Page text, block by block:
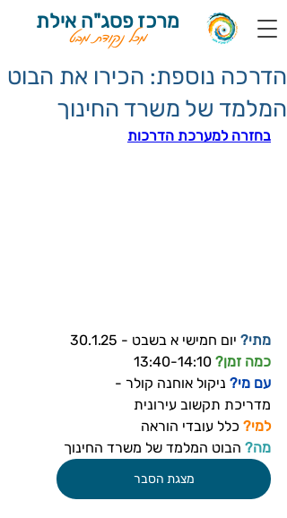
מרכז פסג"ה אילת
מכל נקודת מבט
הדרכה נוספת: הכירו את הבוט
המלמד של משרד החינוך
בחזרה למערכת הדרכות
מתי? יום חמישי א בשבט - 30.1.25
כמה זמן? 13:40-14:10
עם מי? ניקול אוחנה קולר -
מדריכת תקשוב עירונית
למי? כלל עובדי הוראה
מה? הבוט המלמד של משרד החינוך
מצגת הסבר